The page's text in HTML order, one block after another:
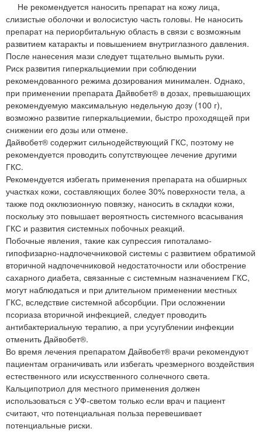
Не рекомендуется наносить препарат на кожу лица,
слизистые оболочки и волосистую часть головы. Не наносить
препарат на периорбитальную область в связи с возможным
развитием катаракты и повышением внутриглазного давления.
После нанесения мази следует тщательно вымыть руки.
Риск развития гиперкальциемии при соблюдении
рекомендованного режима дозирования минимален. Однако,
при применении препарата Дайвобет® в дозах, превышающих
рекомендуемую максимальную недельную дозу (100 г),
возможно развитие гиперкальциемии, быстро проходящей при
снижении его дозы или отмене.
Дайвобет® содержит сильнодействующий ГКС, поэтому не
рекомендуется проводить сопутствующее лечение другими
ГКС.
Рекомендуется избегать применения препарата на обширных
участках кожи, составляющих более 30% поверхности тела, а
также под окклюзионную повязку, наносить в складки кожи,
поскольку это повышает вероятность системного всасывания
ГКС и развития системных побочных реакций.
Побочные явления, такие как супрессия гипоталамо-
гипофизарно-надпочечниковой системы с развитием обратимой
вторичной надпочечниковой недостаточности или обострение
сахарного диабета, связанные с системным назначением ГКС,
могут наблюдаться и при длительном применении местных
ГКС, вследствие системной абсорбции. При осложнении
псориаза вторичной инфекцией, следует проводить
антибактериальную терапию, а при усугублении инфекции
отменить Дайвобет®.
Во время лечения препаратом Дайвобет® врачи рекомендуют
пациентам ограничивать или избегать чрезмерного воздействия
естественного или искусственного солнечного света.
Кальципотриол для местного применения должен
использоваться с УФ-светом только если врач и пациент
считают, что потенциальная польза перевешивает
потенциальные риски.